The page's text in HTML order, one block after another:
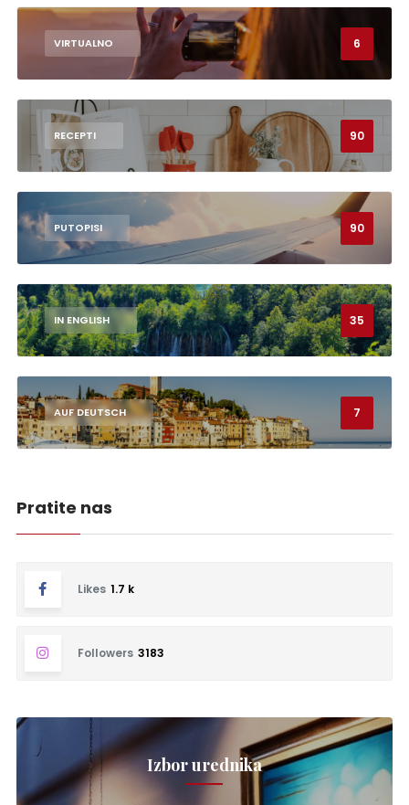
VIRTUALNO 6
RECEPTI 90
PUTOPISI 90
IN ENGLISH 35
AUF DEUTSCH 7
Pratite nas
Likes 1.7 k
Followers 3183
Izbor urednika